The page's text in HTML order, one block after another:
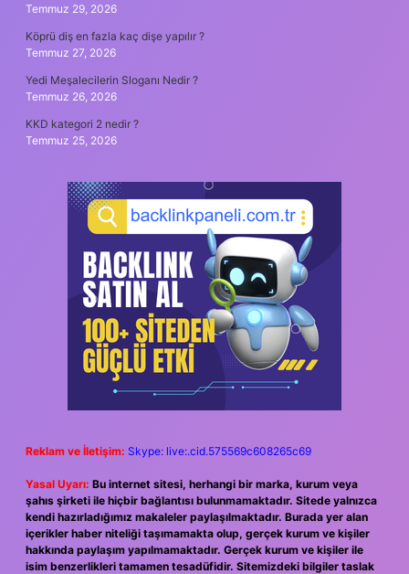
Temmuz 29, 2026
Köprü diş en fazla kaç dişe yapılır ?
Temmuz 27, 2026
Yedi Meşalecilerin Sloganı Nedir ?
Temmuz 26, 2026
KKD kategori 2 nedir ?
Temmuz 25, 2026
Reklam ve İletişim: Skype: live:.cid.575569c608265c69
Yasal Uyarı: Bu internet sitesi, herhangi bir marka, kurum veya
şahıs şirketi ile hiçbir bağlantısı bulunmamaktadır. Sitede yalnızca
kendi hazırladığımız makaleler paylaşılmaktadır. Burada yer alan
içerikler haber niteliği taşımamakta olup, gerçek kurum ve kişiler
hakkında paylaşım yapılmamaktadır. Gerçek kurum ve kişiler ile
isim benzerlikleri tamamen tesadüfidir. Sitemizdeki bilgiler taslak